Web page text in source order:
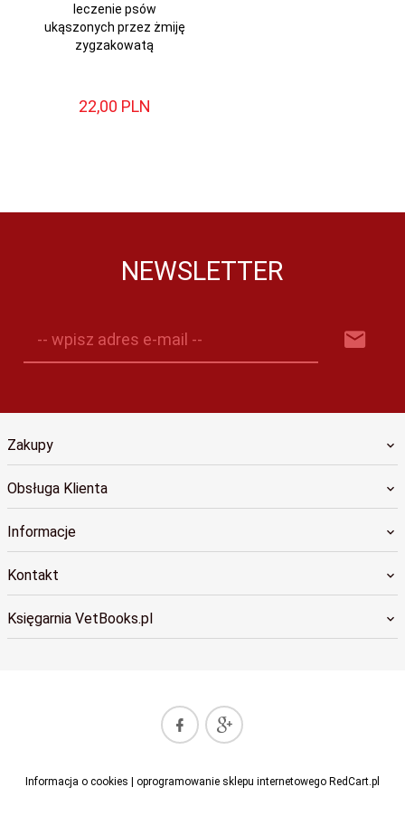
leczenie psów
ukąszonych przez żmiję
zygzakowatą
22,00 PLN
NEWSLETTER
-- wpisz adres e-mail --
Zakupy
Obsługa Klienta
Informacje
Kontakt
Księgarnia VetBooks.pl
Informacja o cookies oprogramowanie sklepu internetowego RedCart.pl